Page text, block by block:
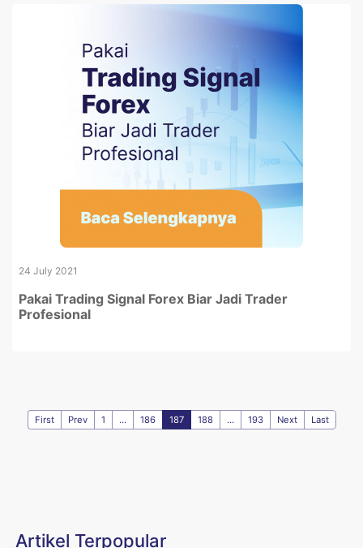
24 July 2021
Pakai Trading Signal Forex Biar Jadi Trader
Profesional
First Prev 1 ... 186 187 188 ... 193 Next Last
Artikel Terpopular